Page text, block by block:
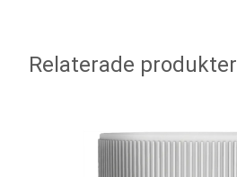
Relaterade produkter